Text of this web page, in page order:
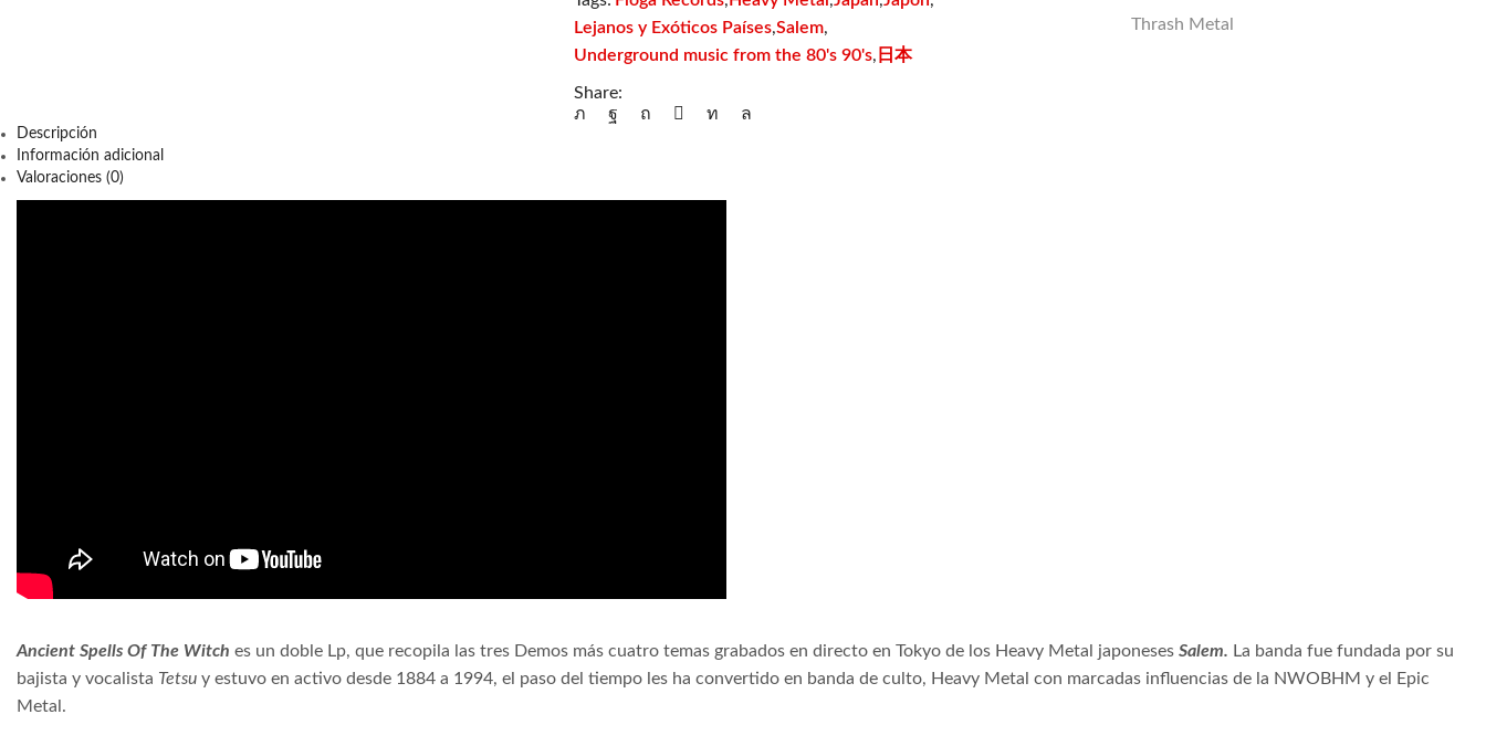
Lejanos y Exóticos Países,Salem,
Underground music from the 80's 90's, 日本
Share:
Thrash Metal
Descripción
Información adicional
Valoraciones (0)
Ancient Spells Of The Witch es un doble Lp, que recopila las tres Demos más cuatro temas grabados en directo en Tokyo de los Heavy Metal japoneses Salem. La banda fue fundada por su
bajista y vocalista Tetsu y estuvo en activo desde 1884 a 1994, el paso del tiempo les ha convertido en banda de culto, Heavy Metal con marcadas influencias de la NWOBHM y el Epic
Metal.